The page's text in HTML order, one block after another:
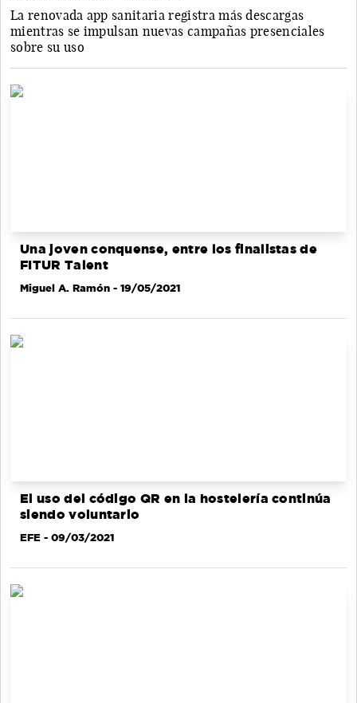
La renovada app sanitaria registra más descargas
mientras se impulsan nuevas campañas presenciales
sobre su uso
Una joven conquense, entre los finalistas de
FITUR Talent
Miguel A. Ramón - 19/05/2021
El uso del código QR en la hostelería continúa
siendo voluntario
EFE - 09/03/2021